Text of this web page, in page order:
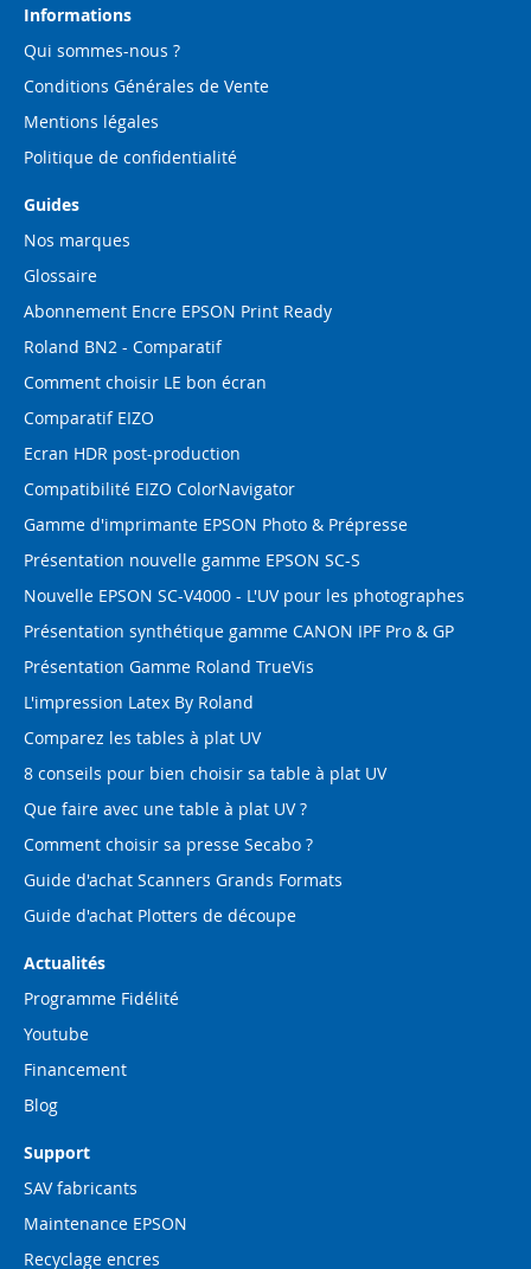
d’information
Informations
Qui sommes-nous ?
Conditions Générales de Vente
Mentions légales
Politique de confidentialité
Guides
Nos marques
Glossaire
Abonnement Encre EPSON Print Ready
Roland BN2 - Comparatif
Comment choisir LE bon écran
Comparatif EIZO
Ecran HDR post-production
Compatibilité EIZO ColorNavigator
Gamme d'imprimante EPSON Photo & Prépresse
Présentation nouvelle gamme EPSON SC-S
Nouvelle EPSON SC-V4000 - L'UV pour les photographes
Présentation synthétique gamme CANON IPF Pro & GP
Présentation Gamme Roland TrueVis
L'impression Latex By Roland
Comparez les tables à plat UV
8 conseils pour bien choisir sa table à plat UV
Que faire avec une table à plat UV ?
Comment choisir sa presse Secabo ?
Guide d'achat Scanners Grands Formats
Guide d'achat Plotters de découpe
Actualités
Programme Fidélité
Youtube
Financement
Blog
Support
SAV fabricants
Maintenance EPSON
Recyclage encres